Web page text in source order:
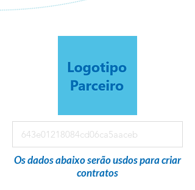
Os dados abaixo serão usdos para criar
contratos